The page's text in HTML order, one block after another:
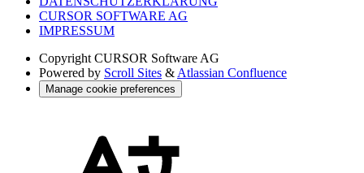
CURSOR SOFTWARE AG
IMPRESSUM
Copyright CURSOR Software AG
Powered by Scroll Sites & Atlassian Confluence
Manage cookie preferences